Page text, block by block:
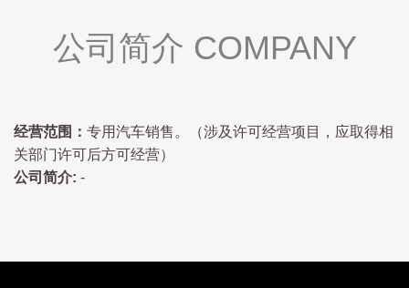
公司简介 COMPANY
经营范围： 专用汽车销售。（涉及许可经营项目，应取得相
关部门许可后方可经营）
公司简介: -